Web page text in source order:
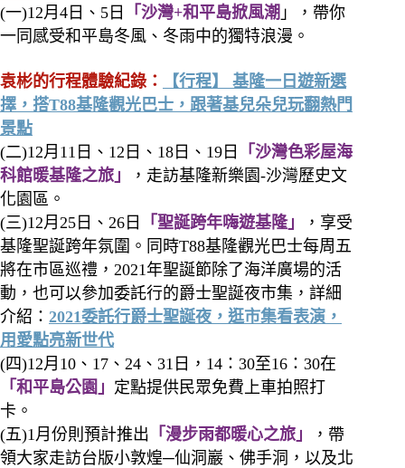
(一)12月4日、5日
「沙灣+和平島掀風潮 」，帶你
一同感受和平島冬風、冬雨中的獨特浪漫。
袁彬的行程體驗紀錄：
【行程】 基隆一日遊新選
擇，搭T88基隆觀光巴士，跟著基兒朵兒玩翻熱門
景點
(二)12月11日、12日、18日、19日
「沙灣色彩屋海
科館暖基隆之旅」
，走訪基隆新樂園-沙灣歷史文
化園區。
(三)12月25日、26日
「聖誕跨年嗨遊基隆」
，享受
基隆聖誕跨年氛圍。同時T88基隆觀光巴士每周五
將在市區巡禮，2021年聖誕節除了海洋廣場的活
動，也可以參加委託行的爵士聖誕夜市集，詳細
介紹： 2021委託行爵士聖誕夜，逛市集看表演，
用愛點亮新世代
(四)12月10、17、24、31日，14：30至16：30在
「和平島公園」 定點提供民眾免費上車拍照打
卡。
(五)1月份則預計推出 「漫步雨都暖心之旅」
，帶
領大家走訪台版小敦煌─仙洞巖、佛手洞，以及北